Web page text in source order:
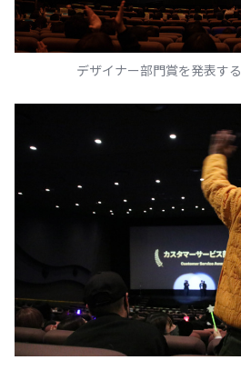
デザイナー部門賞を発表する